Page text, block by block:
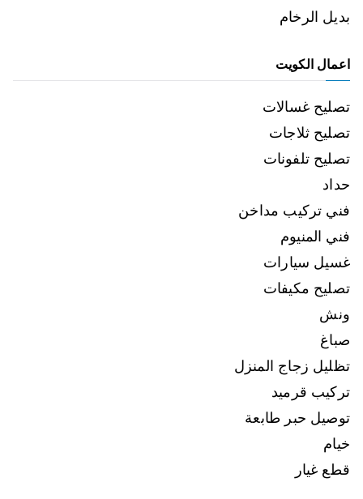
بديل الرخام
اعمال الكويت
تصليح غسالات
تصليح ثلاجات
تصليح تلفونات
حداد
فني تركيب مداخن
فني المنيوم
غسيل سيارات
تصليح مكيفات
ونش
صباغ
تظليل زجاج المنزل
تركيب قرميد
توصيل حبر طابعة
خيام
قطع غيار